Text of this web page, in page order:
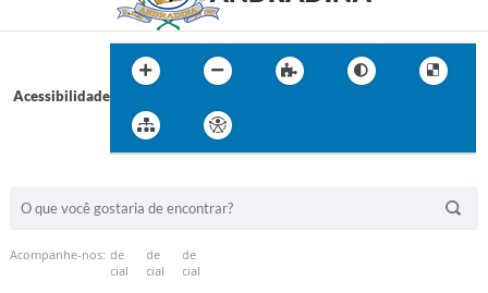
Acessibilidade
Acompanhe-nos: